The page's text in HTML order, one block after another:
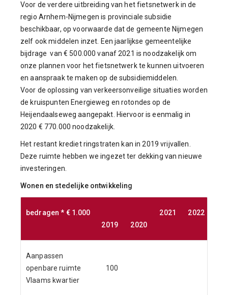
Voor de verdere uitbreiding van het fietsnetwerk in de
regio Arnhem-Nijmegen is provinciale subsidie
beschikbaar, op voorwaarde dat de gemeente Nijmegen
zelf ook middelen inzet. Een jaarlijkse gemeentelijke
bijdrage van € 500.000 vanaf 2021 is noodzakelijk om
onze plannen voor het fietsnetwerk te kunnen uitvoeren
en aanspraak te maken op de subsidiemiddelen.
Voor de oplossing van verkeersonveilige situaties worden
de kruispunten Energieweg en rotondes op de
Heijendaalseweg aangepakt. Hiervoor is eenmalig in
2020 € 770.000 noodzakelijk.
Het restant krediet ringstraten kan in 2019 vrijvallen.
Deze ruimte hebben we ingezet ter dekking van nieuwe
investeringen.
Wonen en stedelijke ontwikkeling
bedragen * € 1.000
2019
2020
2021 2022
Aanpassen
openbare ruimte
Vlaams kwartier
100